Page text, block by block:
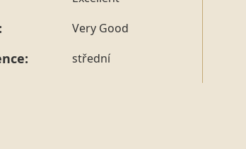
prstenu nás můžete
Very Good
střední